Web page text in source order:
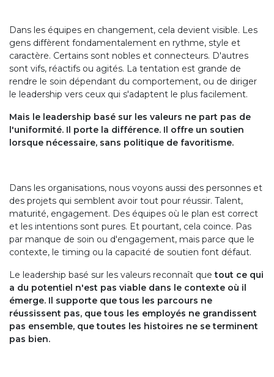
Dans les équipes en changement, cela devient visible. Les
gens diffèrent fondamentalement en rythme, style et
caractère. Certains sont nobles et connecteurs. D'autres
sont vifs, réactifs ou agités. La tentation est grande de
rendre le soin dépendant du comportement, ou de diriger
le leadership vers ceux qui s'adaptent le plus facilement.
Mais le leadership basé sur les valeurs ne part pas de
l'uniformité. Il porte la différence. Il offre un soutien
lorsque nécessaire, sans politique de favoritisme.
Dans les organisations, nous voyons aussi des personnes et
des projets qui semblent avoir tout pour réussir. Talent,
maturité, engagement. Des équipes où le plan est correct
et les intentions sont pures. Et pourtant, cela coince. Pas
par manque de soin ou d'engagement, mais parce que le
contexte, le timing ou la capacité de soutien font défaut.
Le leadership basé sur les valeurs reconnaît quetout ce qui
a du potentiel n'est pas viable dans le contexte où il
émerge. Il supporte que tous les parcours ne
réussissent pas, que tous les employés ne grandissent
pas ensemble, que toutes les histoires ne se terminent
pas bien.